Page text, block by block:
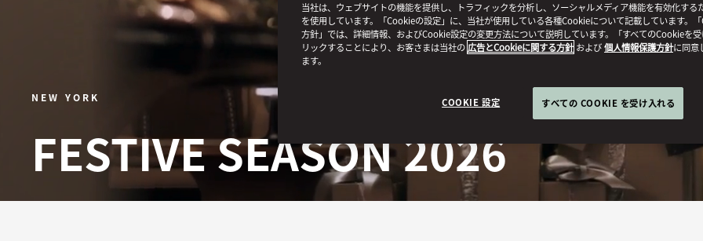
NEW YORK
FESTIVE SEASON 2026
当社は、ウェブサイトの機能を提供し、トラフィックを分析し、ソーシャルメディア機能を有効化する
を使用しています。「Cookieの設定」に、当社が使用している各種Cookieについて記載しています。
方針」では、詳細情報、およびCookie設定の変更方法について説明しています。「すべてのCookieを
リックすることにより、お客さまは当社の 広告とCookieに関する方針 および個人情報保護方針に同意
ます。
COOKIE 設定 すべての COOKIE を受け入れる